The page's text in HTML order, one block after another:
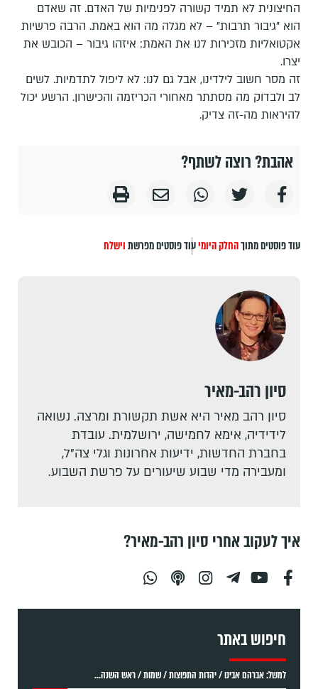
החיצונית לא תמיד קשורה לפנימיות של האדם. זה שאדם
הוא "גיבור תרבות" – לא מגלה מה הוא באמת. הרבה פרשיות
אקטואליות מזכירות לנו את האמת: איזהו גיבור – הכובש את
יצרו.
זה מסר חשוב לילדינו, אבל גם לנו: לא ליפול לתדמיות. לשים
לב ולבדוק מה מסתתר מאחורי הכריזמה והכישרון. הרשע יכול
להיראות מה-זה צדיק.
אהבת? רוצה לשתף?
עוד פוסטים מתוךהחלק היומיעוד פוסטים מפרשתוישלח
סיון רהב-מאיר
סיון רהב מאיר היא אשת תקשורת ומרצה. נשואה
לידידיה, אימא לחמישה, ירושלמית. עובדת
בחברת החדשות, ידיעות אחרונות וגלי צה"ל,
ומעבירה מדי שבוע שיעורים על פרשת השבוע.
איך לעקוב אחרי סיון רהב-מאיר?
חיפוש באתר
למשל: אברהם אבינו / יהדות התפוצות / שמות / ראש השנה...